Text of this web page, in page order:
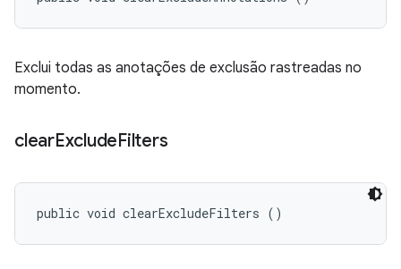
Exclui todas as anotações de exclusão rastreadas no
momento.
clearExcludeFilters
public void clearExcludeFilters ()